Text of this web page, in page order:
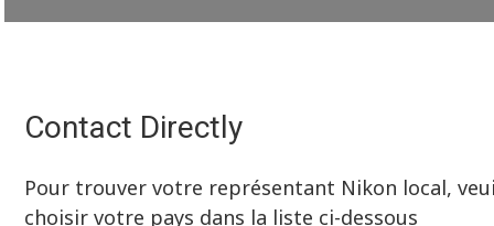
Contact Directly
Pour trouver votre représentant Nikon local,
choisir votre pays dans la liste ci-dessous